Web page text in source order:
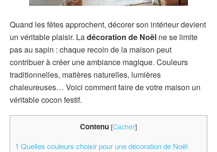
Quand les fêtes approchent, décorer son intérieur devient
un véritable plaisir. Ladécoration de Noël ne se limite
pas au sapin : chaque recoin de la maison peut
contribuer à créer une ambiance magique. Couleurs
traditionnelles, matières naturelles, lumières
chaleureuses… Voici comment faire de votre maison un
véritable cocon festif.
Contenu [Cacher]
1 Quelles couleurs choisir pour une décoration de Noël